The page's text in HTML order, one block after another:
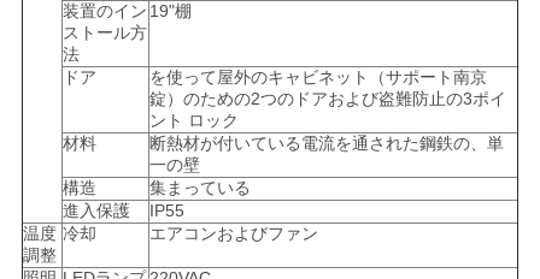
を
装置のイン
ストール方
法
19"棚
ドア
を使って屋外のキャビネット（サポート南京
錠）のための2つのドアおよび盗難防止の3ポイ
ント ロック
材料
断熱材が付いている電流を通された鋼鉄の、単
一の壁
構造
集まっている
進入保護
IP55
温度
調整
冷却 エアコンおよびファン